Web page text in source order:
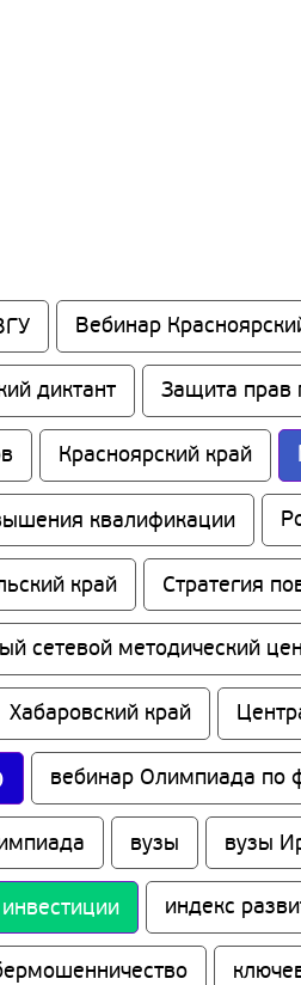
Вебинар
диктант Защита прав
Красноярский край
квалификации
край Стратегия
сетевой методический
Хабаровский край
вебинар Олимпиада по
вузы вузы
инвестиции индекс